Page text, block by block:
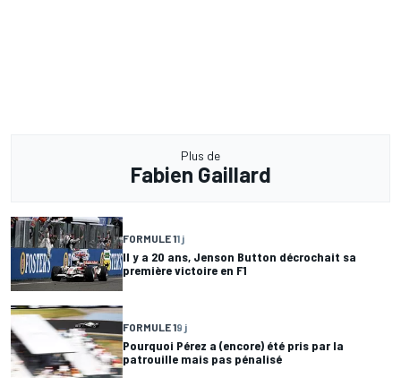
Plus de
Fabien Gaillard
FORMULE 11 j
Il y a 20 ans, Jenson Button décrochait sa
première victoire en F1
FORMULE 19 j
Pourquoi Pérez a (encore) été pris par la
patrouille mais pas pénalisé